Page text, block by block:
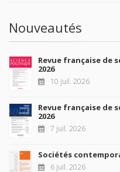
Nouveautés
Revue française de
2026
10 juil. 2026
Revue française de
2026
7 juil. 2026
Sociétés
6 juil. 2026